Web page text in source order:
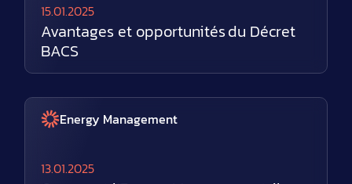
15.01.2025
Avantages et opportunités du Décret
BACS
Energy Management
13.01.2025